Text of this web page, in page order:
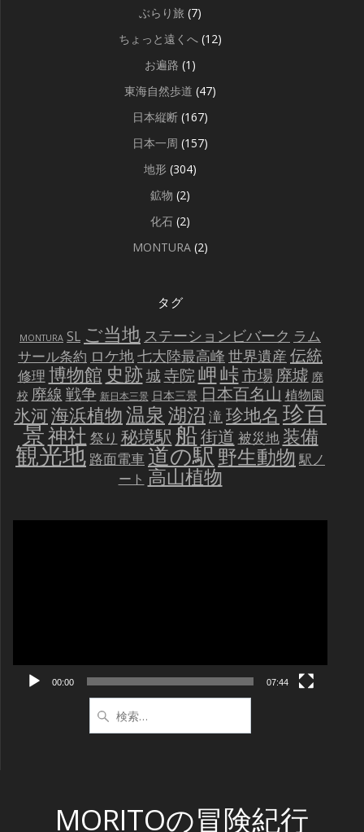
ぶらり旅 (7)
ちょっと遠くへ (12)
お遍路 (1)
東海自然歩道 (47)
日本縦断 (167)
日本一周 (157)
地形 (304)
鉱物 (2)
化石 (2)
MONTURA (2)
タグ
MONTURA SL ご当地 ステーションビバーク ラム
サール条約 ロケ地七大陸最高峰 世界遺産 伝統
修理 博物館 史跡城寺院岬峠市場 廃墟 廃
校 廃線戦争 新日本三景 日本三景 日本百名山 植物園
氷河海浜植物温泉湖沼 滝珍地名 珍百
景神社 祭り 秘境駅船街道 被災地 装備
観光地 路面電車道の駅野生動物 駅ノ
ート 高山植物
00:00 07:44
索:
MORITOの冒険紀行